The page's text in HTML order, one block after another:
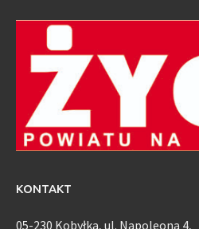
KONTAKT
05-230 Kobyłka, ul. Napoleona 4,